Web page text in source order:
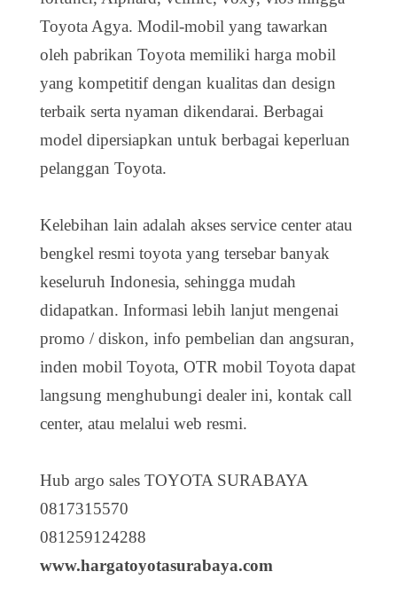
Toyota Agya. Modil-mobil yang tawarkan
oleh pabrikan Toyota memiliki harga mobil
yang kompetitif dengan kualitas dan design
terbaik serta nyaman dikendarai. Berbagai
model dipersiapkan untuk berbagai keperluan
pelanggan Toyota.
Kelebihan lain adalah akses service center atau
bengkel resmi toyota yang tersebar banyak
keseluruh Indonesia, sehingga mudah
didapatkan. Informasi lebih lanjut mengenai
promo / diskon, info pembelian dan angsuran,
inden mobil Toyota, OTR mobil Toyota dapat
langsung menghubungi dealer ini, kontak call
center, atau melalui web resmi.
Hub argo sales TOYOTA SURABAYA
0817315570
081259124288
www.hargatoyotasurabaya.com